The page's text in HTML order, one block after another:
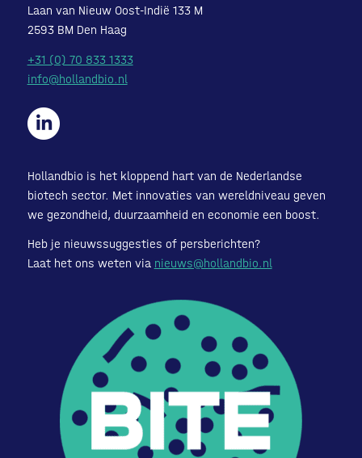
Laan van Nieuw Oost-Indië 133 M
2593 BM Den Haag
+31 (0) 70 833 1333
info@hollandbio.nl
Hollandbio is het kloppend hart van de Nederlandse
biotech sector. Met innovaties van wereldniveau geven
we gezondheid, duurzaamheid en economie een boost.
Heb je nieuwssuggesties of persberichten?
Laat het ons weten via nieuws@hollandbio.nl